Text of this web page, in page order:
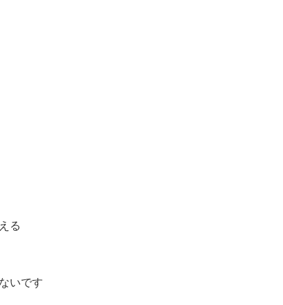
る
いです